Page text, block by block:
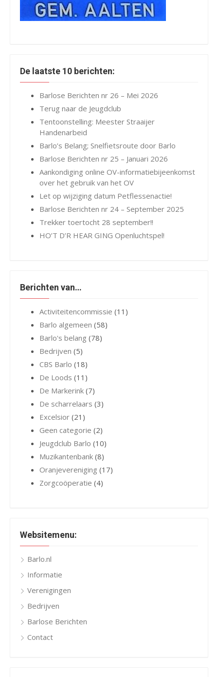
De laatste 10 berichten:
Barlose Berichten nr 26 – Mei 2026
Terug naar de Jeugdclub
Tentoonstelling: Meester Straaijer
Handenarbeid
Barlo’s Belang; Snelfietsroute door Barlo
Barlose Berichten nr 25 – Januari 2026
Aankondiging online OV-informatiebijeenkomst
over het gebruik van het OV
Let op wijziging datum Petflessenactie!
Barlose Berichten nr 24 – September 2025
Trekker toertocht 28 september!!
HO’T D’R HEAR GING Openluchtspel!
Berichten van…
Activiteitencommissie (11)
Barlo algemeen (58)
Barlo's belang (78)
Bedrijven (5)
CBS Barlo (18)
De Loods (11)
De Markerink (7)
De scharrelaars (3)
Excelsior (21)
Geen categorie (2)
Jeugdclub Barlo (10)
Muzikantenbank (8)
Oranjevereniging (17)
Zorgcoöperatie (4)
Websitemenu:
Barlo.nl
Informatie
Verenigingen
Bedrijven
Barlose Berichten
Contact